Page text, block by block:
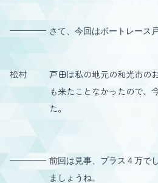
さて、今回はボートレース
松村
戸田は私の地元の和光市の
も来たことなかったので、
た。
前回は見事、プラス４万で
ましょうね。